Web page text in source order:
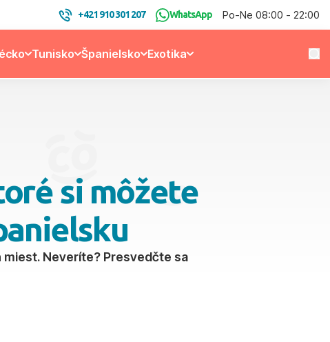
+421 910 301 207 WhatsApp Po-Ne 08:00 - 22:00
Tunisko Španielsko Exotika
si môžete
miest. Neveríte? Presvedčte sa